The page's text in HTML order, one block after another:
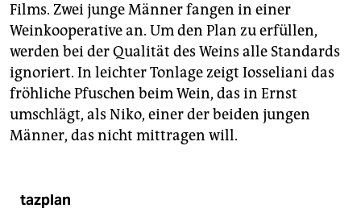
Films. Zwei junge Männer fangen in einer
Weinkooperative an. Um den Plan zu erfüllen,
werden bei der Qualität des Weins alle Standards
ignoriert. In leichter Tonlage zeigt Iosseliani das
fröhliche Pfuschen beim Wein, das in Ernst
umschlägt, als Niko, einer der beiden jungen
Männer, das nicht mittragen will.
tazplan